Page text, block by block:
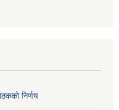
निर्णय